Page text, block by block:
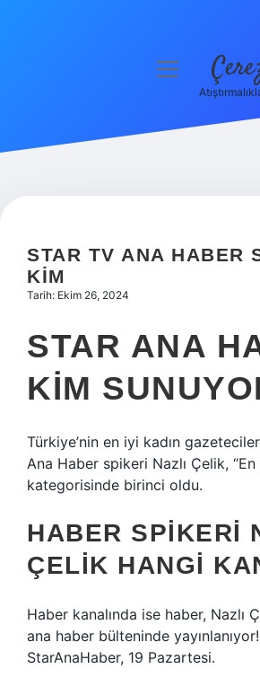
Hakkımızda
menüyü
STAR TV ANA HABER
KIM
Tarih: Ekim 26, 2024
STAR ANA
KIM
Türkiye’nin en iyi kadın
Ana Haber spikeri Nazlı Çelik, “En
kategorisinde birinci oldu.
HABER SPIKERI
ÇELIK HANGI
Haber kanalında ise haber, Nazlı
ana haber bülteninde
StarAnaHaber, 19 Pazartesi.